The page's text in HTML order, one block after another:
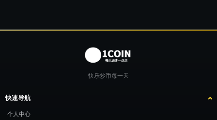
快乐炒币每一天
快速导航
个人中心